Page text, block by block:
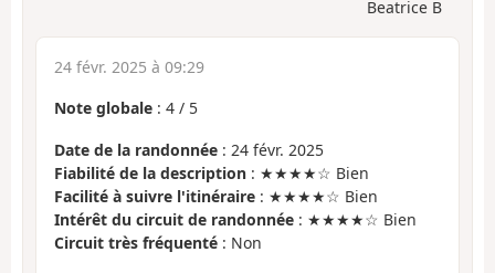
Beatrice B
24 févr. 2025 à 09:29
Note globale : 4 / 5
Date de la randonnée : 24 févr. 2025
Fiabilité de la description : ★★★★☆ Bien
Facilité à suivre l'itinéraire : ★★★★☆ Bien
Intérêt du circuit de randonnée : ★★★★☆ Bien
Circuit très fréquenté : Non